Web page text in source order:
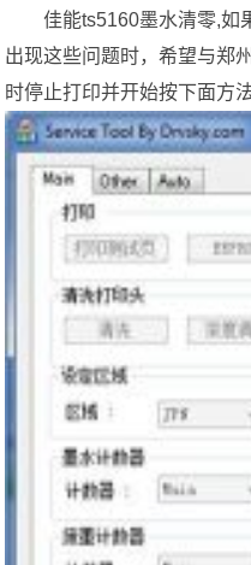
佳能ts5160墨水清零,如
出现这些问题时，希望与郑
时停止打印并开始按下面方